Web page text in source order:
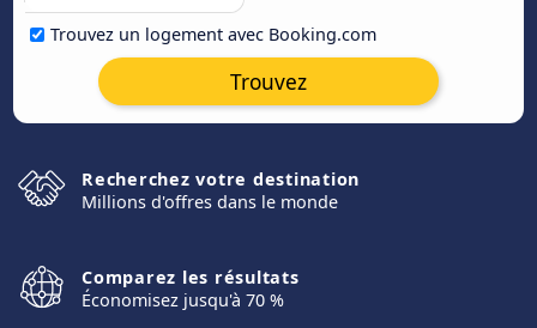
Trouvez un logement avec Booking.com
Trouvez
Recherchez votre destination
Millions d'offres dans le monde
Comparez les résultats
Économisez jusqu'à 70 %